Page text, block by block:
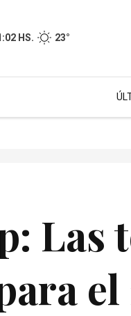
HS. 23°
Las
el